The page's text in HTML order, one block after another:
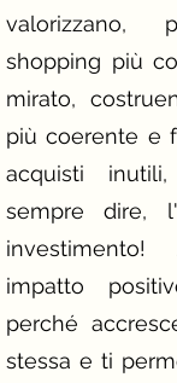
shopping più
mirato,
più coerente e
acquisti
sempre dire,
impatto
perché
stessa e ti